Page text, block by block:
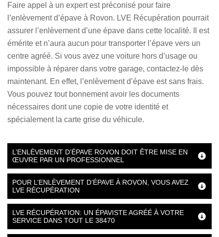
Faire appel à un expert est préconisé pour faire
l’enlèvement d’épave à Rovon. LVE Récupération pourrait
assurer l’enlèvement d’une épave dans cette localité. Il est
émérite et n’aura aucun pour transporter l’épave vers un
centre agréé. Si vous avez une voiture hors d’usage ou
impossible à réparer dans votre garage, contactez-le dès
maintenant. En effet, l’enlèvement d’épave est sans frais.
Vous pouvez tout bonnement avoir les documents
nécessaires dont une copie de votre identité et
spécialement la carte grise du véhicule.
L’ENLÈVEMENT D’ÉPAVE ROVON DOIT ÊTRE MISE EN
ŒUVRE PAR UN PROFESSIONNEL
POUR L’ENLÈVEMENT D’ÉPAVE À ROVON, VOUS AVEZ
LVE RÉCUPÉRATION
LVE RÉCUPÉRATION: UN ÉPAVISTE AGRÉÉ À VOTRE
SERVICE DANS TOUT LE 38470